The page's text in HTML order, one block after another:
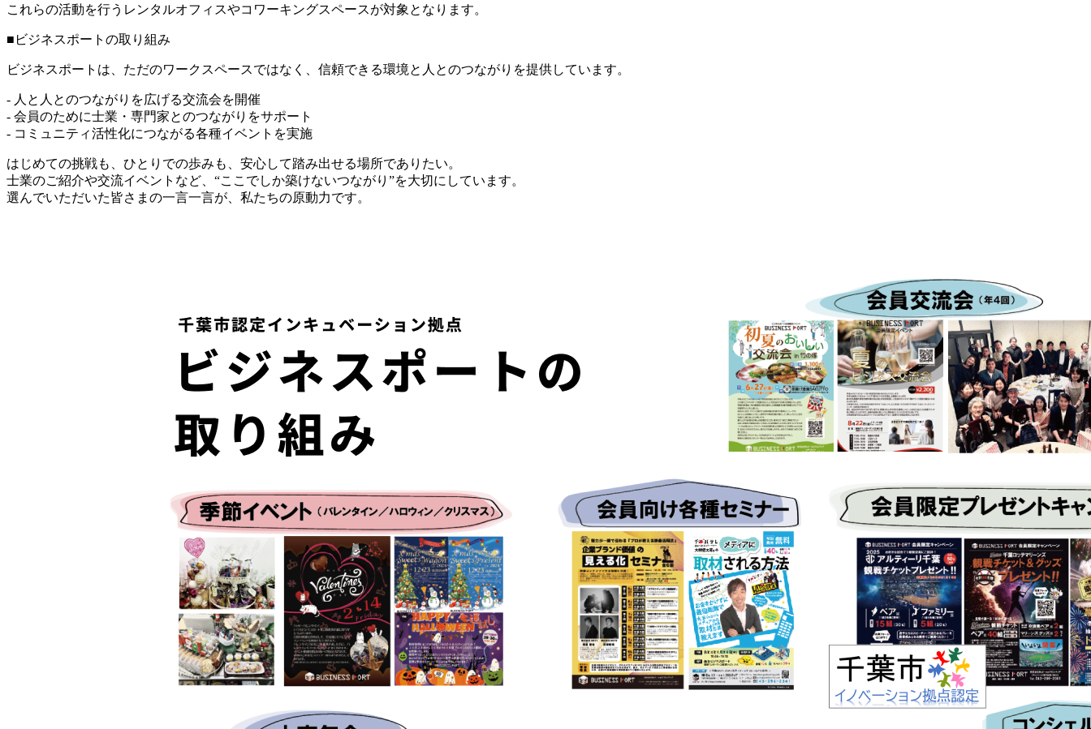
これらの活動を行うレンタルオフィスやコワーキングスペースが対象となります。
■ビジネスポートの取り組み
ビジネスポートは、ただのワークスペースではなく、信頼できる環境と人とのつながりを提供しています。
- 人と人とのつながりを広げる交流会を開催
- 会員のために士業・専門家とのつながりをサポート
- コミュニティ活性化につながる各種イベントを実施
はじめての挑戦も、ひとりでの歩みも、安心して踏み出せる場所でありたい。
士業のご紹介や交流イベントなど、“ここでしか築けないつながり”を大切にしています。
選んでいただいた皆さまの一言一言が、私たちの原動力です。